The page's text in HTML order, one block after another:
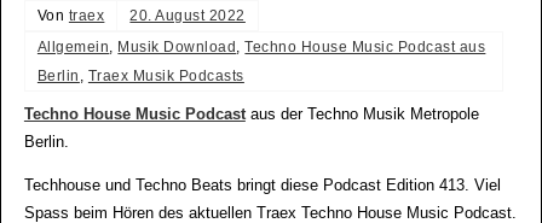
Von traex
20. August 2022
Allgemein, Musik Download ,Techno House Music Podcast aus
Berlin , Traex Musik Podcasts
Techno House Music Podcastaus der Techno Musik Metropole
Berlin.
Techhouse und Techno Beats bringt diese Podcast Edition 413. Viel
Spass beim Hören des aktuellen Traex Techno House Music Podcast.